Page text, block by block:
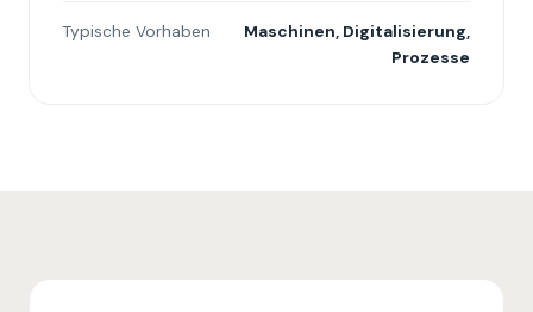
Typische Vorhaben
Maschinen, Digitalisierung,
Prozesse